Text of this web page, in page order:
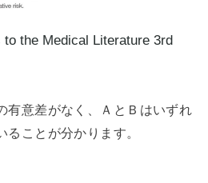
to the Medical Literature 3rd
有意差がなく、ＡとＢはいずれ
ることが分かります。